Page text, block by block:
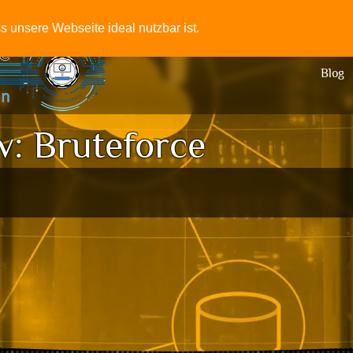
unsere Webseite ideal nutzbar ist.
Blog
Bruteforce